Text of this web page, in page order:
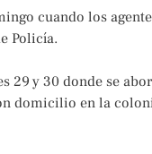
cuando los
Policía.
29 y 30 donde se
domicilio en la